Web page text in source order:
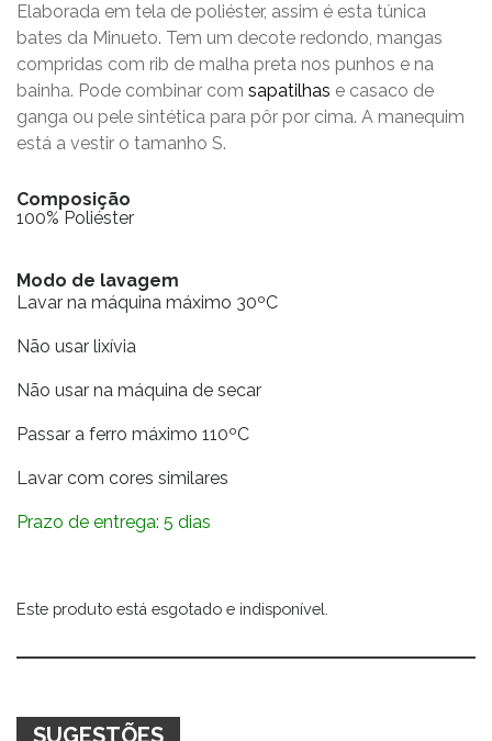
Elaborada em tela de poliéster, assim é esta túnica
bates da Minueto. Tem um decote redondo, mangas
compridas com rib de malha preta nos punhos e na
bainha. Pode combinar com sapatilhas e casaco de
ganga ou pele sintética para pôr por cima. A manequim
está a vestir o tamanho S.
Composição
100% Poliéster
Modo de lavagem
Lavar na máquina máximo 30ºC
Não usar lixívia
Não usar na máquina de secar
Passar a ferro máximo 110ºC
Lavar com cores similares
Prazo de entrega: 5 dias
Este produto está esgotado e indisponível.
Alternative:
SUGESTÕES